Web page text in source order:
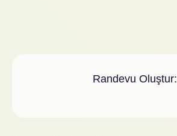
Randevu Oluştur: